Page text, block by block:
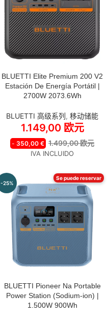
BLUETTI Elite Premium 200 V2
Estación De Energía Portátil |
2700W 2073.6Wh
BLUETTI 高级系列, 移动储能
1.149,00 欧元
- 350,00 € 1.499,00欧元
IVA INCLUIDO
Se puede reservar
-25%
OPCIONES A
Pionner Na (Sodium-ion) 1.500 W
BLUETTI Pioneer Na Portable
Power Station (Sodium-ion) |
1.500W 900Wh